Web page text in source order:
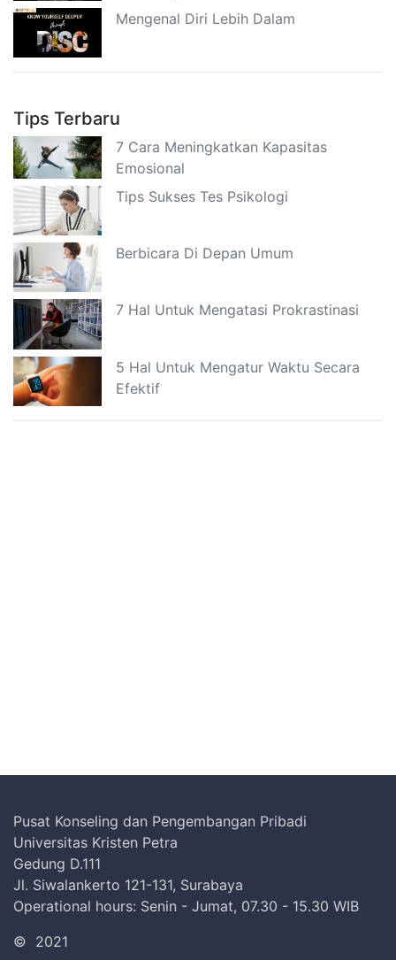
Mengenal Diri Lebih Dalam
Tips Terbaru
7 Cara Meningkatkan Kapasitas
Emosional
Tips Sukses Tes Psikologi
Berbicara Di Depan Umum
7 Hal Untuk Mengatasi Prokrastinasi
5 Hal Untuk Mengatur Waktu Secara
Efektif
Pusat Konseling dan Pengembangan Pribadi
Universitas Kristen Petra
Gedung D.111
Jl. Siwalankerto 121-131, Surabaya
Operational hours: Senin - Jumat, 07.30 - 15.30 WIB
© 2021